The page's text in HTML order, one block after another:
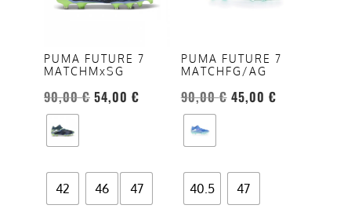
PUMA FUTURE 7
MATCHMxSG
90,00€ 54,00 €
42 46 47
varianti.
opzioni
possono
essere
scelte
nella
del
prodotto
PUMA FUTURE 7
MATCHFG/AG
90,00€ 45,00 €
40.5 47
opzioni
possono
essere
scelte
nella
del
prodotto